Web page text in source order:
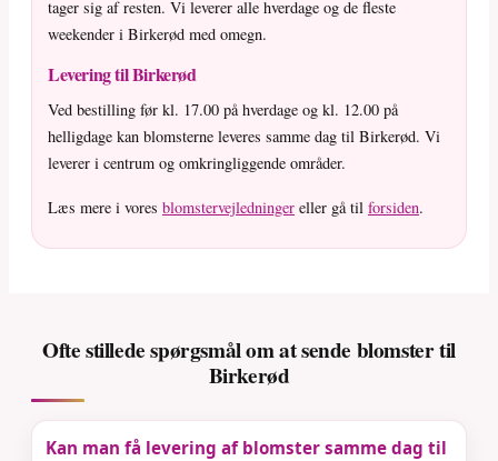
tager sig af resten. Vi leverer alle hverdage og de fleste
weekender i Birkerød med omegn.
Levering til Birkerød
Ved bestilling før kl. 17.00 på hverdage og kl. 12.00 på
helligdage kan blomsterne leveres samme dag til Birkerød. Vi
leverer i centrum og omkringliggende områder.
Læs mere i vores blomstervejledninger eller gå til forsiden.
Ofte stillede spørgsmål om at sende blomster til
Birkerød
Kan man få levering af blomster samme dag til